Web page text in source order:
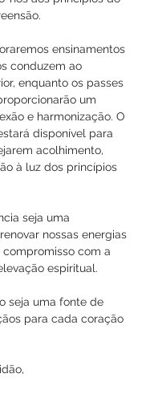
ensinamentos
conduzem ao
enquanto os passes
um
e harmonização. O
disponível para
acolhimento,
à luz dos princípios
seja uma
nossas energias
compromisso com a
espiritual.
seja uma fonte de
para cada coração